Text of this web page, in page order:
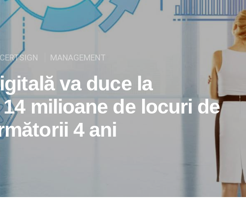
MANAGEMENT
va duce la
milioane de locuri de
4 ani